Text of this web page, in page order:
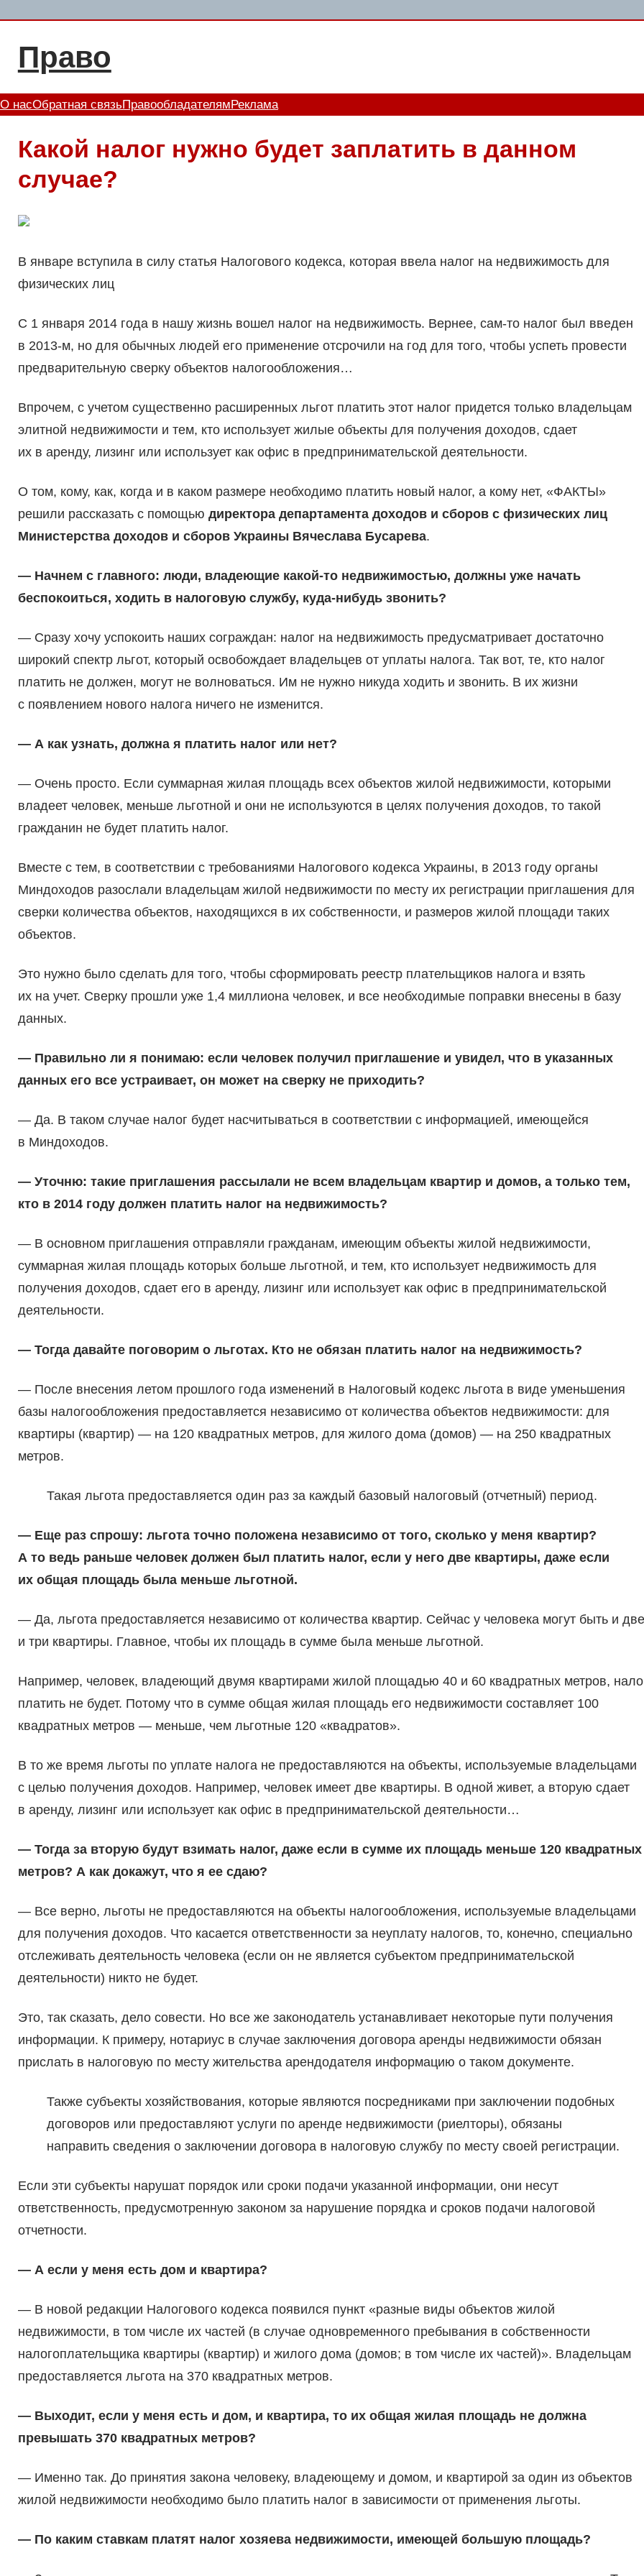
содержимому
Право
О насОбратная связьПравообладателям Реклама
Какой налог нужно будет заплатить в данном
случае?
В январе вступила в силу статья Налогового кодекса, которая ввела налог на недвижимость для
физических лиц
С 1 января 2014 года в нашу жизнь вошел налог на недвижимость. Вернее, сам-то налог был введен
в 2013-м, но для обычных людей его применение отсрочили на год для того, чтобы успеть провести
предварительную сверку объектов налогообложения…
Впрочем, с учетом существенно расширенных льгот платить этот налог придется только владельцам
элитной недвижимости и тем, кто использует жилые объекты для получения доходов, сдает
их в аренду, лизинг или использует как офис в предпринимательской деятельности.
О том, кому, как, когда и в каком размере необходимо платить новый налог, а кому нет, «ФАКТЫ»
решили рассказать с помощью директора департамента доходов и сборов с физических лиц
Министерства доходов и сборов Украины Вячеслава Бусарева.
— Начнем с главного: люди, владеющие какой-то недвижимостью, должны уже начать
беспокоиться, ходить в налоговую службу, куда-нибудь звонить?
— Сразу хочу успокоить наших сограждан: налог на недвижимость предусматривает достаточно
широкий спектр льгот, который освобождает владельцев от уплаты налога. Так вот, те, кто налог
платить не должен, могут не волноваться. Им не нужно никуда ходить и звонить. В их жизни
с появлением нового налога ничего не изменится.
— А как узнать, должна я платить налог или нет?
— Очень просто. Если суммарная жилая площадь всех объектов жилой недвижимости, которыми
владеет человек, меньше льготной и они не используются в целях получения доходов, то такой
гражданин не будет платить налог.
Вместе с тем, в соответствии с требованиями Налогового кодекса Украины, в 2013 году органы
Миндоходов разослали владельцам жилой недвижимости по месту их регистрации приглашения для
сверки количества объектов, находящихся в их собственности, и размеров жилой площади таких
объектов.
Это нужно было сделать для того, чтобы сформировать реестр плательщиков налога и взять
их на учет. Сверку прошли уже 1,4 миллиона человек, и все необходимые поправки внесены в базу
данных.
— Правильно ли я понимаю: если человек получил приглашение и увидел, что в указанных
данных его все устраивает, он может на сверку не приходить?
— Да. В таком случае налог будет насчитываться в соответствии с информацией, имеющейся
в Миндоходов.
— Уточню: такие приглашения рассылали не всем владельцам квартир и домов, а только тем,
кто в 2014 году должен платить налог на недвижимость?
— В основном приглашения отправляли гражданам, имеющим объекты жилой недвижимости,
суммарная жилая площадь которых больше льготной, и тем, кто использует недвижимость для
получения доходов, сдает его в аренду, лизинг или использует как офис в предпринимательской
деятельности.
— Тогда давайте поговорим о льготах. Кто не обязан платить налог на недвижимость?
— После внесения летом прошлого года изменений в Налоговый кодекс льгота в виде уменьшения
базы налогообложения предоставляется независимо от количества объектов недвижимости: для
квартиры (квартир) — на 120 квадратных метров, для жилого дома (домов) — на 250 квадратных
метров.
Такая льгота предоставляется один раз за каждый базовый налоговый (отчетный) период.
— Еще раз спрошу: льгота точно положена независимо от того, сколько у меня квартир?
А то ведь раньше человек должен был платить налог, если у него две квартиры, даже если
их общая площадь была меньше льготной.
— Да, льгота предоставляется независимо от количества квартир. Сейчас у человека могут быть и
и три квартиры. Главное, чтобы их площадь в сумме была меньше льготной.
Например, человек, владеющий двумя квартирами жилой площадью 40 и 60 квадратных метров,
платить не будет. Потому что в сумме общая жилая площадь его недвижимости составляет 100
квадратных метров — меньше, чем льготные 120 «квадратов».
В то же время льготы по уплате налога не предоставляются на объекты, используемые владельцами
с целью получения доходов. Например, человек имеет две квартиры. В одной живет, а вторую сдает
в аренду, лизинг или использует как офис в предпринимательской деятельности…
— Тогда за вторую будут взимать налог, даже если в сумме их площадь меньше 120 квадратных
метров? А как докажут, что я ее сдаю?
— Все верно, льготы не предоставляются на объекты налогообложения, используемые владельцами
для получения доходов. Что касается ответственности за неуплату налогов, то, конечно, специально
отслеживать деятельность человека (если он не является субъектом предпринимательской
деятельности) никто не будет.
Это, так сказать, дело совести. Но все же законодатель устанавливает некоторые пути получения
информации. К примеру, нотариус в случае заключения договора аренды недвижимости обязан
прислать в налоговую по месту жительства арендодателя информацию о таком документе.
Также субъекты хозяйствования, которые являются посредниками при заключении подобных
договоров или предоставляют услуги по аренде недвижимости (риелторы), обязаны
направить сведения о заключении договора в налоговую службу по месту своей регистрации.
Если эти субъекты нарушат порядок или сроки подачи указанной информации, они несут
ответственность, предусмотренную законом за нарушение порядка и сроков подачи налоговой
отчетности.
— А если у меня есть дом и квартира?
— В новой редакции Налогового кодекса появился пункт «разные виды объектов жилой
недвижимости, в том числе их частей (в случае одновременного пребывания в собственности
налогоплательщика квартиры (квартир) и жилого дома (домов; в том числе их частей)». Владельцам
предоставляется льгота на 370 квадратных метров.
— Выходит, если у меня есть и дом, и квартира, то их общая жилая площадь не должна
превышать 370 квадратных метров?
— Именно так. До принятия закона человеку, владеющему и домом, и квартирой за один из объектов
жилой недвижимости необходимо было платить налог в зависимости от применения льготы.
— По каким ставкам платят налог хозяева недвижимости, имеющей большую площадь?